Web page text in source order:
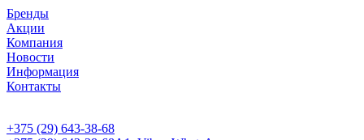
Бренды
Акции
Компания
Новости
Информация
Контакты
+375 (29) 643-38-68